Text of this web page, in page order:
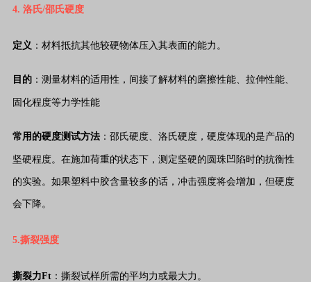
4. 洛氏/邵氏硬度
定义 ：材料抵抗其他较硬物体压入其表面的能力。
目的 ：测量材料的适用性，间接了解材料的磨擦性能、拉伸性能、
固化程度等力学性能
常用的硬度测试方法 ：邵氏硬度、洛氏硬度， 硬度体现的是产品的
坚硬程度。在施加荷重的状态下，测定坚硬的圆珠凹陷时的抗衡性
的实验。如果塑料中胶含量较多的话，冲击强度将会增加，但硬度
会下降。
5.撕裂强度
撕裂力Ft ：撕裂试样所需的平均力或最大力。